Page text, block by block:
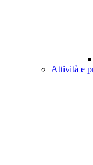
Attività e